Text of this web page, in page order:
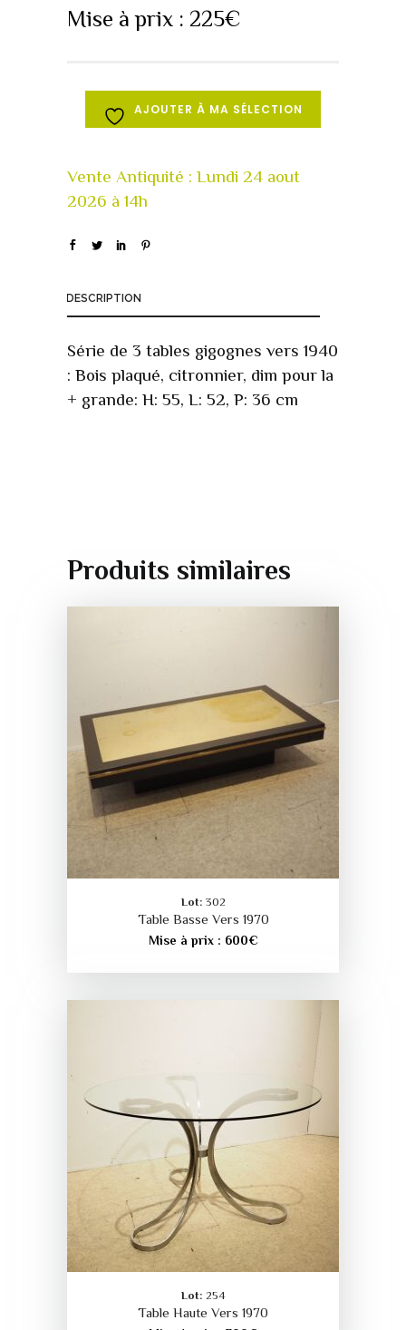
Mise à prix : 225€
AJOUTER À MA SÉLECTION
DESCRIPTION
Série de 3 tables gigognes vers 1940
: Bois plaqué, citronnier, dim pour la
+ grande: H: 55, L: 52, P: 36 cm
Produits similaires
Lot: 302
Table Basse Vers 1970
Mise à prix : 600€
Lot: 254
Table Haute Vers 1970